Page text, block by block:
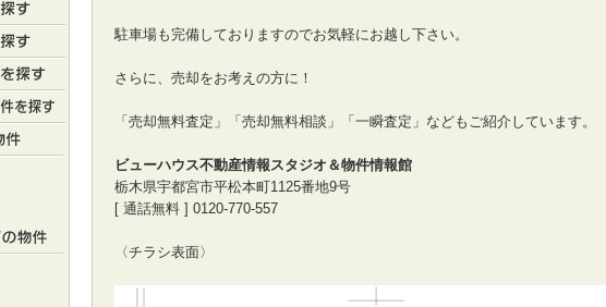
駐車場も完備しておりますのでお気軽にお越し下さい。
さらに、売却をお考えの方に！
「売却無料査定」「売却無料相談」「一瞬査定」などもご紹介しています。
ビューハウス不動産情報スタジオ＆物件情報館
栃木県宇都宮市平松本町1125番地9号
[ 通話無料 ] 0120-770-557
〈チラシ表面〉